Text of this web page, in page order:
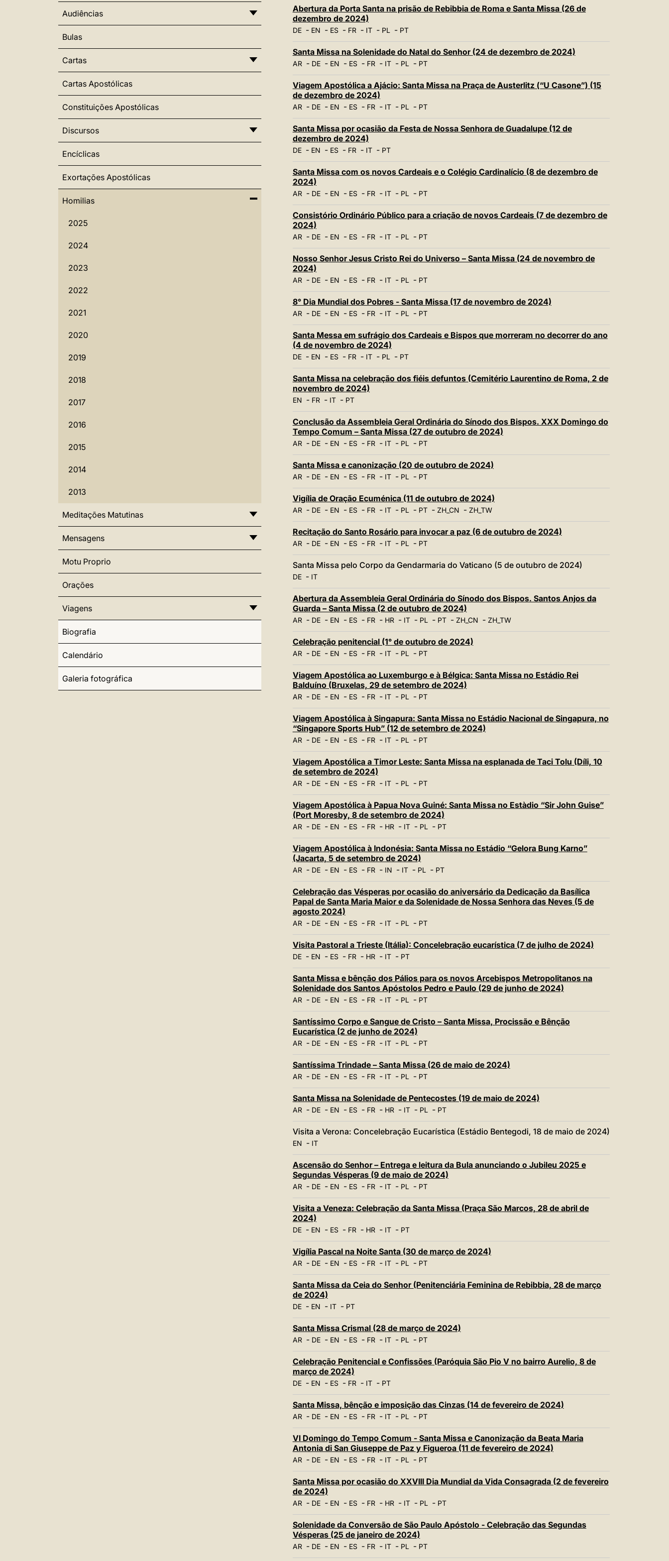
Audiências
Bulas
Cartas
Cartas Apostólicas
Constituições Apostólicas
Discursos
Encíclicas
Exortações Apostólicas
Homilias
2025
2024
2023
2022
2021
2020
2019
2018
2017
2016
2015
2014
2013
Meditações Matutinas
Mensagens
Motu Proprio
Orações
Viagens
Biografia
Calendário
Galeria fotográfica
Abertura da Porta Santa na prisão de Rebibbia de Roma e Santa Missa (26 de
dezembro de 2024)
DE- EN - ES- FR- IT- PL- PT
Santa Missa na Solenidade do Natal do Senhor (24 de dezembro de 2024)
AR- DE- EN - ES- FR- IT- PL- PT
Viagem Apostólica a Ajácio: Santa Missa na Praça de Austerlitz (“U Casone”) (15
de dezembro de 2024)
AR- DE- EN - ES- FR- IT- PL- PT
Santa Missa por ocasião da Festa de Nossa Senhora de Guadalupe (12 de
dezembro de 2024)
DE- EN - ES- FR- IT- PT
Santa Missa com os novos Cardeais e o Colégio Cardinalício (8 de dezembro de
2024)
AR- DE- EN - ES- FR- IT- PL- PT
Consistório Ordinário Público para a criação de novos Cardeais (7 de dezembro de
2024)
AR- DE- EN - ES- FR- IT- PL- PT
Nosso Senhor Jesus Cristo Rei do Universo – Santa Missa (24 de novembro de
2024)
AR- DE- EN - ES- FR- IT- PL- PT
8° Dia Mundial dos Pobres - Santa Missa (17 de novembro de 2024)
AR- DE- EN - ES- FR- IT- PL- PT
Santa Messa em sufrágio dos Cardeais e Bispos que morreram no decorrer do ano
(4 de novembro de 2024)
DE- EN - ES- FR- IT- PL- PT
Santa Missa na celebração dos fiéis defuntos (Cemitério Laurentino de Roma, 2 de
novembro de 2024)
EN - FR- IT- PT
Conclusão da Assembleia Geral Ordinária do Sínodo dos Bispos. XXX Domingo do
Tempo Comum – Santa Missa (27 de outubro de 2024)
AR- DE- EN - ES- FR- IT- PL- PT
Santa Missa e canonização (20 de outubro de 2024)
AR- DE- EN - ES- FR- IT- PL- PT
Vigília de Oração Ecuménica (11 de outubro de 2024)
AR- DE- EN - ES- FR- IT- PL- PT- ZH_CN - ZH_TW
Recitação do Santo Rosário para invocar a paz (6 de outubro de 2024)
AR- DE- EN - ES- FR- IT- PL- PT
Santa Missa pelo Corpo da Gendarmaria do Vaticano (5 de outubro de 2024)
DE- IT
Abertura da Assembleia Geral Ordinária do Sínodo dos Bispos. Santos Anjos da
Guarda – Santa Missa (2 de outubro de 2024)
AR- DE- EN - ES- FR- HR- IT- PL- PT- ZH_CN - ZH_TW
Celebração penitencial (1° de outubro de 2024)
AR- DE- EN - ES- FR- IT- PL- PT
Viagem Apostólica ao Luxemburgo e à Bélgica: Santa Missa no Estádio Rei
Balduíno (Bruxelas, 29 de setembro de 2024)
AR- DE- EN - ES- FR- IT- PL- PT
Viagem Apostólica à Singapura: Santa Missa no Estádio Nacional de Singapura, no
“Singapore Sports Hub” (12 de setembro de 2024)
AR- DE- EN - ES- FR- IT- PL- PT
Viagem Apostólica a Timor Leste: Santa Missa na esplanada de Taci Tolu (Díli, 10
de setembro de 2024)
AR- DE- EN - ES- FR- IT- PL- PT
Viagem Apostólica à Papua Nova Guiné: Santa Missa no Estàdio “Sir John Guise”
(Port Moresby, 8 de setembro de 2024)
AR- DE- EN - ES- FR- HR- IT- PL- PT
Viagem Apostólica à Indonésia: Santa Missa no Estádio “Gelora Bung Karno”
(Jacarta, 5 de setembro de 2024)
AR- DE- EN - ES- FR- IN - IT- PL- PT
Celebração das Vésperas por ocasião do aniversário da Dedicação da Basílica
Papal de Santa Maria Maior e da Solenidade de Nossa Senhora das Neves (5 de
agosto 2024)
AR- DE- EN - ES- FR- IT- PL- PT
Visita Pastoral a Trieste (Itália): Concelebração eucarística (7 de julho de 2024)
DE- EN - ES- FR- HR- IT- PT
Santa Missa e bênção dos Pálios para os novos Arcebispos Metropolitanos na
Solenidade dos Santos Apóstolos Pedro e Paulo (29 de junho de 2024)
AR- DE- EN - ES- FR- IT- PL- PT
Santíssimo Corpo e Sangue de Cristo – Santa Missa, Procissão e Bênção
Eucarística (2 de junho de 2024)
AR- DE- EN - ES- FR- IT- PL- PT
Santíssima Trindade – Santa Missa (26 de maio de 2024)
AR- DE- EN - ES- FR- IT- PL- PT
Santa Missa na Solenidade de Pentecostes (19 de maio de 2024)
AR- DE- EN - ES- FR- HR- IT- PL- PT
Visita a Verona: Concelebração Eucarística (Estádio Bentegodi, 18 de maio de 2024)
EN - IT
Ascensão do Senhor – Entrega e leitura da Bula anunciando o Jubileu 2025 e
Segundas Vésperas (9 de maio de 2024)
AR- DE- EN - ES- FR- IT- PL- PT
Visita a Veneza: Celebração da Santa Missa (Praça São Marcos, 28 de abril de
2024)
DE- EN - ES- FR- HR- IT- PT
Vigília Pascal na Noite Santa (30 de março de 2024)
AR- DE- EN - ES- FR- IT- PL- PT
Santa Missa da Ceia do Senhor (Penitenciária Feminina de Rebibbia, 28 de março
de 2024)
DE- EN - IT- PT
Santa Missa Crismal (28 de março de 2024)
AR- DE- EN - ES- FR- IT- PL- PT
Celebração Penitencial e Confissões (Paróquia São Pio V no bairro Aurelio, 8 de
março de 2024)
DE- EN - ES- FR- IT- PT
Santa Missa, bênção e imposição das Cinzas (14 de fevereiro de 2024)
AR- DE- EN - ES- FR- IT- PL- PT
VI Domingo do Tempo Comum - Santa Missa e Canonização da Beata Maria
Antonia di San Giuseppe de Paz y Figueroa (11 de fevereiro de 2024)
AR- DE- EN - ES- FR- IT- PL- PT
Santa Missa por ocasião do XXVIII Dia Mundial da Vida Consagrada (2 de fevereiro
de 2024)
AR- DE- EN - ES- FR- HR- IT- PL- PT
Solenidade da Conversão de São Paulo Apóstolo - Celebração das Segundas
Vésperas (25 de janeiro de 2024)
AR- DE- EN - ES- FR- IT- PL- PT